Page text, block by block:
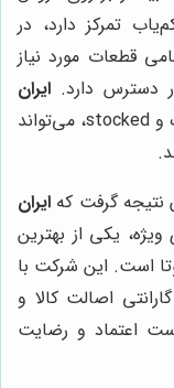
تمرکز دارد، در
قطعات مورد نیاز
دسترس دارد. ایران
با داشتن انبار بزرگ و stocked، می‌تواند
نتیجه گرفت که ایران
ویژه، یکی از بهترین
است. این شرکت با
اصالت کالا و
اعتماد و رضایت